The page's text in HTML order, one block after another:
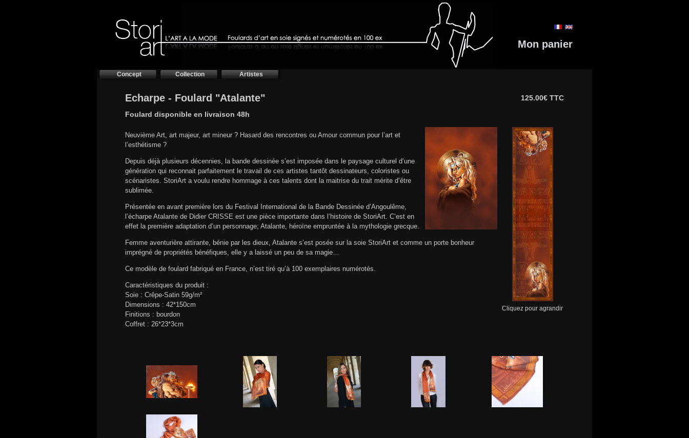
Mon panier
Concept Collection Artistes
Echarpe - Foulard "Atalante"
125.00€ TTC
Foulard disponible en livraison 48h
Cliquez pour agrandir
Neuvième Art, art majeur, art mineur ? Hasard des rencontres ou Amour commun pour l’art et
l’esthétisme ?
Depuis déjà plusieurs décennies, la bande dessinée s’est imposée dans le paysage culturel d’une
génération qui reconnait parfaitement le travail de ces artistes tantôt dessinateurs, coloristes ou
scénaristes. StoriArt a voulu rendre hommage à ces talents dont la maitrise du trait mérite d’être
sublimée.
Présentée en avant première lors du Festival International de la Bande Dessinée d’Angoulême,
l’écharpe Atalante de Didier CRISSE est une pièce importante dans l’histoire de StoriArt. C’est en
effet la première adaptation d’un personnage; Atalante, héroïne empruntée à la mythologie grecque.
Femme aventurière attirante, bénie par les dieux, Atalante s’est posée sur la soie StoriArt et comme un porte bonheur
imprégné de propriétés bénéfiques, elle y a laissé un peu de sa magie…
Ce modèle de foulard fabriqué en France, n’est tiré qu’à 100 exemplaires numérotés.
Caractéristiques du produit :
Soie : Crêpe-Satin 59g/m²
Dimensions : 42*150cm
Finitions : bourdon
Coffret : 26*23*3cm